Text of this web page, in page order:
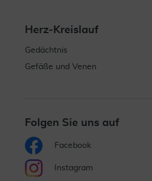
Herz-Kreislauf
Gedächtnis
Gefäße und Venen
Folgen Sie uns auf
Facebook
Instagram